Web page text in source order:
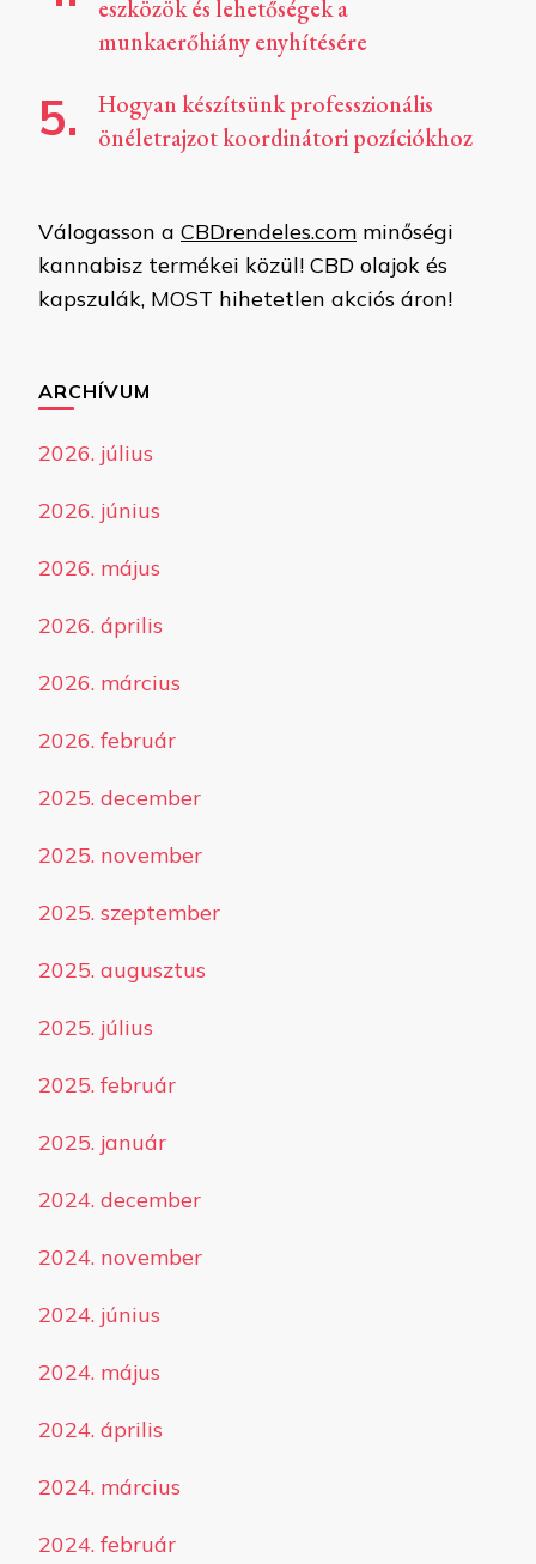
eszközök és lehetőségek a
munkaerőhiány enyhítésére
Hogyan készítsünk professzionális
önéletrajzot koordinátori pozíciókhoz
Válogasson a CBDrendeles.com minőségi
kannabisz termékei közül! CBD olajok és
kapszulák, MOST hihetetlen akciós áron!
ARCHÍVUM
2026. július
2026. június
2026. május
2026. április
2026. március
2026. február
2025. december
2025. november
2025. szeptember
2025. augusztus
2025. július
2025. február
2025. január
2024. december
2024. november
2024. június
2024. május
2024. április
2024. március
2024. február